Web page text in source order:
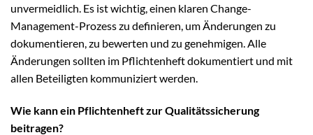
unvermeidlich. Es ist wichtig, einen klaren Change-
Management-Prozess zu definieren, um Änderungen zu
dokumentieren, zu bewerten und zu genehmigen. Alle
Änderungen sollten im Pflichtenheft dokumentiert und mit
allen Beteiligten kommuniziert werden.
Wie kann ein Pflichtenheft zur Qualitätssicherung
beitragen?